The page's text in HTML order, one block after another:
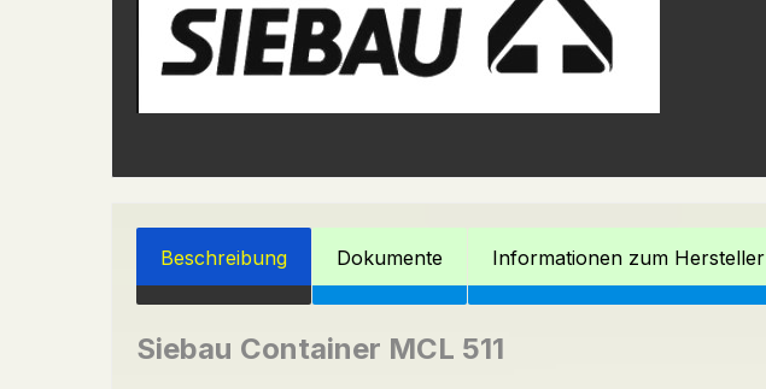
Beschreibung Dokumente Informationen zum Hersteller
Siebau Container MCL 511